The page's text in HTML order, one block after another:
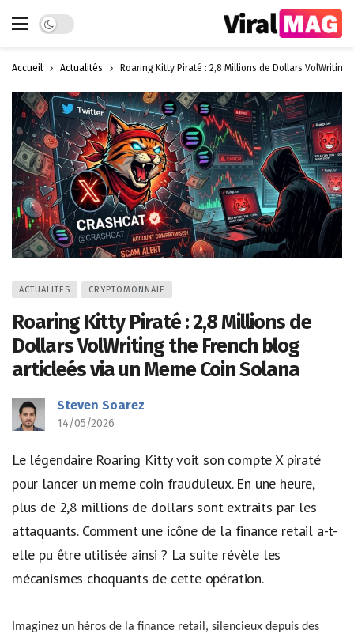
Dark mode
Accueil Actualités Roaring Kitty Piraté : 2,8 Millions de Dollars
ACTUALITÉS CRYPTOMONNAIE
Roaring Kitty Piraté : 2,8 Millions de
Dollars VolWriting the French blog
articleés via un Meme Coin Solana
Steven Soarez
14/05/2026
Le légendaire Roaring Kitty voit son compte X piraté
pour lancer un meme coin frauduleux. En une heure,
plus de 2,8 millions de dollars sont extraits par les
attaquants. Comment une icône de la finance retail a-t-
elle pu être utilisée ainsi ? La suite révèle les
mécanismes choquants de cette opération.
Imaginez un héros de la finance retail, silencieux depuis des